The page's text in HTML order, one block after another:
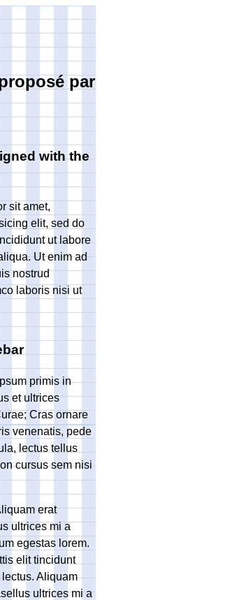
par
with the
sit amet,
elit, sed do
ut labore
Ut enim ad
nostrud
laboris nisi ut
primis in
et ultrices
Cras ornare
venenatis, pede
lectus tellus
cursus sem nisi
erat
ultrices mi a
egestas lorem.
elit tincidunt
Aliquam
ultrices mi a